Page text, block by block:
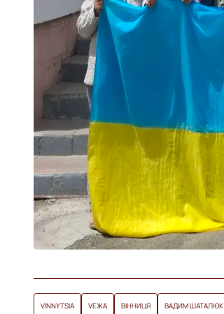
VINNYTSIA VЕЖА ВІННИЦЯ ВАДИМ ШАТАЛЮК